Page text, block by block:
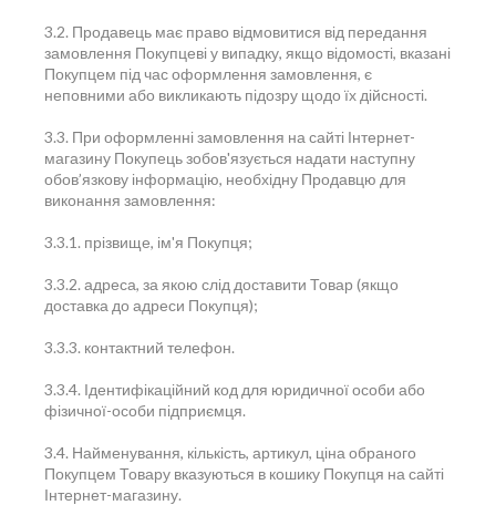
3.2. Продавець має право відмовитися від передання
замовлення Покупцеві у випадку, якщо відомості, вказані
Покупцем під час оформлення замовлення, є
неповними або викликають підозру щодо їх дійсності.
3.3. При оформленні замовлення на сайті Інтернет-
магазину Покупець зобов'язується надати наступну
обов’язкову інформацію, необхідну Продавцю для
виконання замовлення:
3.3.1. прізвище, ім'я Покупця;
3.3.2. адреса, за якою слід доставити Товар (якщо
доставка до адреси Покупця);
3.3.3. контактний телефон.
3.3.4. Ідентифікаційний код для юридичної особи або
фізичної-особи підприємця.
3.4. Найменування, кількість, артикул, ціна обраного
Покупцем Товару вказуються в кошику Покупця на сайті
Інтернет-магазину.